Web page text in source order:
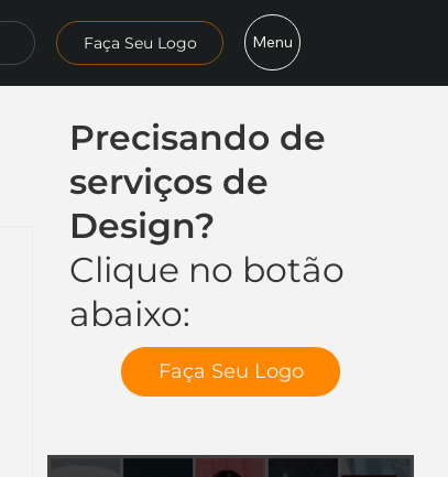
Faça Seu Logo Menu
Precisando de
serviços de
Design?
Clique no botão
abaixo:
Faça Seu Logo